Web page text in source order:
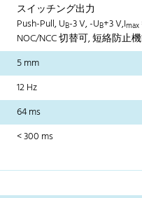
スイッチング出力
Push-Pull, UB-3 V, -UB+3 V,Imax
NOC/NCC 切替可, 短絡防止
5 mm
12 Hz
64 ms
< 300 ms